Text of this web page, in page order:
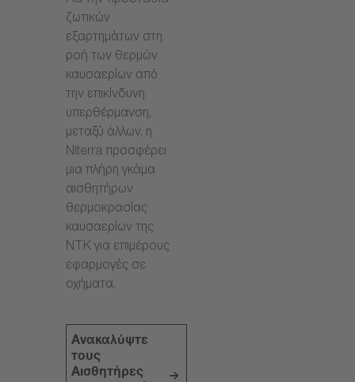
ζωτικών
εξαρτημάτων στη
ροή των θερμών
καυσαερίων από
την επικίνδυνη
υπερθέρμανση,
μεταξύ άλλων, η
Niterra προσφέρει
μια πλήρη γκάμα
αισθητήρων
θερμοκρασίας
καυσαερίων της
NTK για επιμέρους
εφαρμογές σε
οχήματα.
Ανακαλύψτε
τους
Αισθητήρες